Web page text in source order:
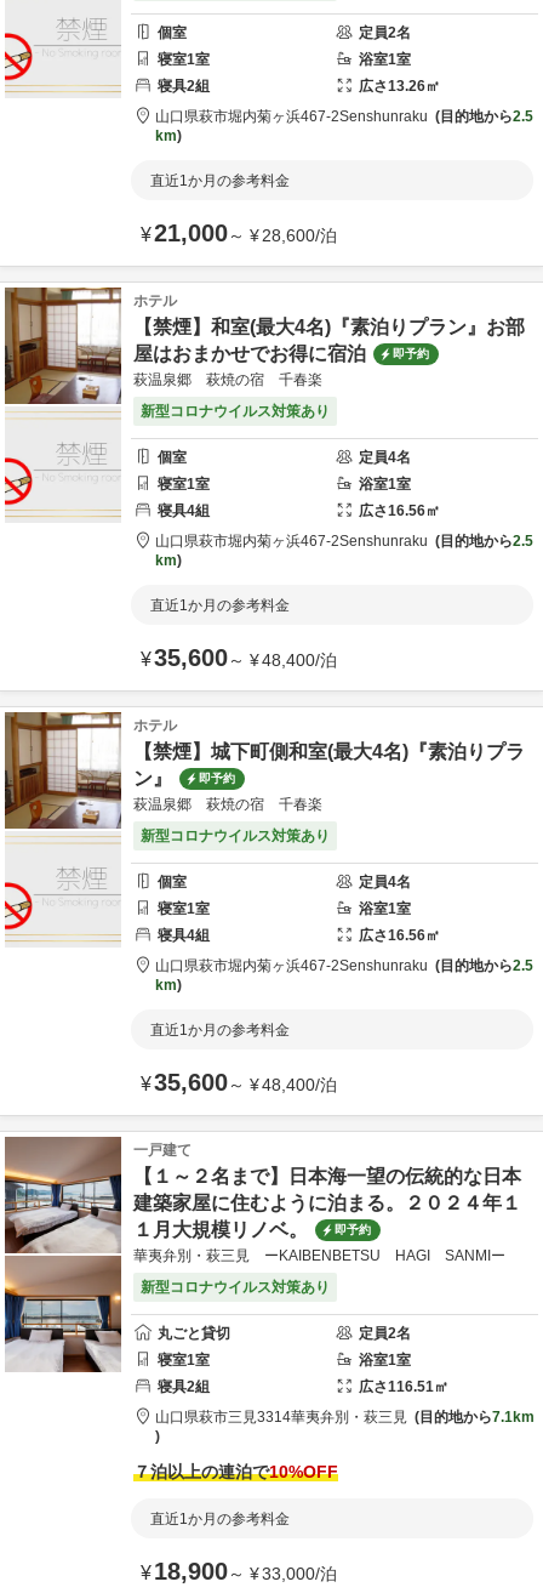
個室 定員2名
寝室1室 浴室1室
寝具2組 広さ13.26㎡
山口県萩市堀内菊ヶ浜467-2Senshunraku 目的地から2.5
km
直近1か月の参考料金
¥21,000～ ¥28,600/泊
ホテル
【禁煙】和室(最大4名)『素泊りプラン』お部
屋はおまかせでお得に宿泊
即予約
萩温泉郷 萩焼の宿 千春楽
新型コロナウイルス対策あり
個室 定員4名
寝室1室 浴室1室
寝具4組 広さ16.56㎡
山口県萩市堀内菊ヶ浜467-2Senshunraku 目的地から2.5
km
直近1か月の参考料金
¥35,600～ ¥48,400/泊
ホテル
【禁煙】城下町側和室(最大4名)『素泊りプラ
ン』
即予約
萩温泉郷 萩焼の宿 千春楽
新型コロナウイルス対策あり
個室 定員4名
寝室1室 浴室1室
寝具4組 広さ16.56㎡
山口県萩市堀内菊ヶ浜467-2Senshunraku 目的地から2.5
km
直近1か月の参考料金
¥35,600～ ¥48,400/泊
一戸建て
【１～２名まで】日本海一望の伝統的な日本
建築家屋に住むように泊まる。２０２４年１
１月大規模リノベ。
即予約
華夷弁別・萩三見 ーKAIBENBETSU HAGI SANMIー
新型コロナウイルス対策あり
丸ごと貸切 定員2名
寝室1室 浴室1室
寝具2組 広さ116.51㎡
山口県萩市三見3314華夷弁別・萩三見 目的地から7.1km
７泊以上の連泊で10%OFF
直近1か月の参考料金
¥18,900～ ¥33,000/泊